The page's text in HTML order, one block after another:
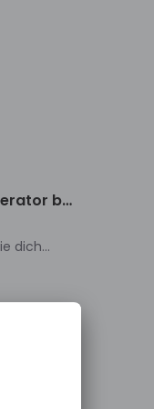
bei
dich
in der
erfahre bei